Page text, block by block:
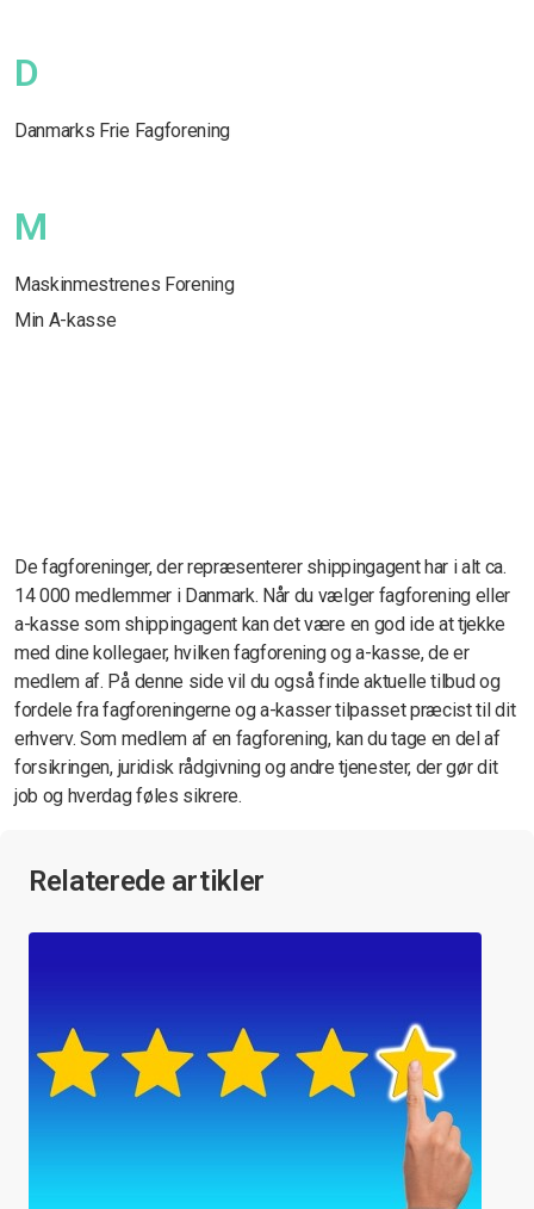
D
Danmarks Frie Fagforening
M
Maskinmestrenes Forening
Min A-kasse
De fagforeninger, der repræsenterer shippingagent har i alt ca.
14 000 medlemmer i Danmark. Når du vælger fagforening eller
a-kasse som shippingagent kan det være en god ide at tjekke
med dine kollegaer, hvilken fagforening og a-kasse, de er
medlem af. På denne side vil du også finde aktuelle tilbud og
fordele fra fagforeningerne og a-kasser tilpasset præcist til dit
erhverv. Som medlem af en fagforening, kan du tage en del af
forsikringen, juridisk rådgivning og andre tjenester, der gør dit
job og hverdag føles sikrere.
Relaterede artikler